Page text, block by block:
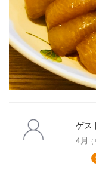
合計金額8100円。
はじめてお願いした
任せしました。
何も問題なく、美味
ました☆☆☆大満足
スペアリブ煮込み
ゲス
4月 (